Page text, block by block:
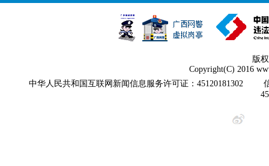
版
Copyright(C) 2016
中华人民共和国互联网新闻信息服务许可证：45120181302